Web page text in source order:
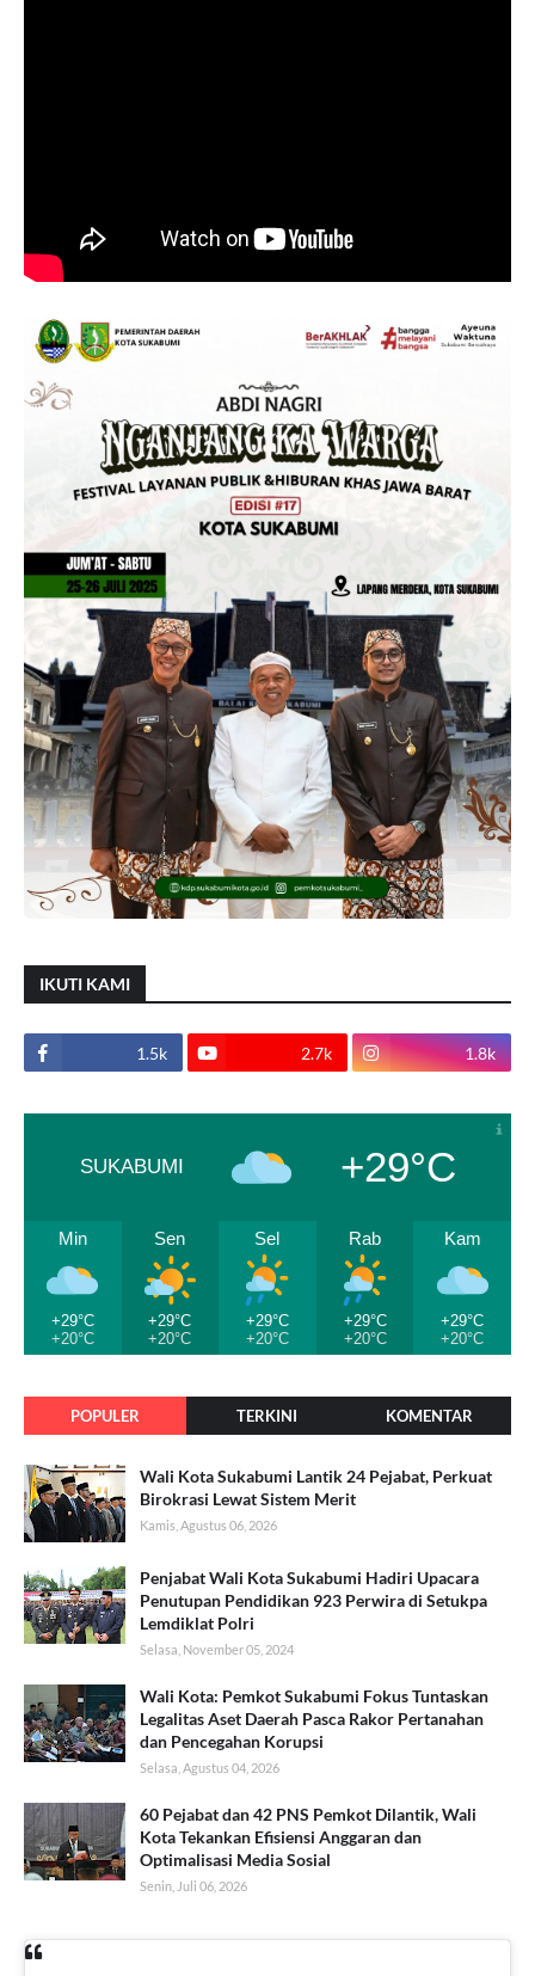
IKUTI KAMI
1.5k 2.7k 1.8k
SUKABUMI +29°C
Min
+29°C
+20°C
Sen
+29°C
+20°C
Sel
+29°C
+20°C
Rab
+29°C
+20°C
Kam
+29°C
+20°C
POPULER TERKINI KOMENTAR
Wali Kota Sukabumi Lantik 24 Pejabat, Perkuat
Birokrasi Lewat Sistem Merit
Kamis, Agustus 06, 2026
Penjabat Wali Kota Sukabumi Hadiri Upacara
Penutupan Pendidikan 923 Perwira di Setukpa
Lemdiklat Polri
Selasa, November 05, 2024
Wali Kota: Pemkot Sukabumi Fokus Tuntaskan
Legalitas Aset Daerah Pasca Rakor Pertanahan
dan Pencegahan Korupsi
Selasa, Agustus 04, 2026
60 Pejabat dan 42 PNS Pemkot Dilantik, Wali
Kota Tekankan Efisiensi Anggaran dan
Optimalisasi Media Sosial
Senin, Juli 06, 2026